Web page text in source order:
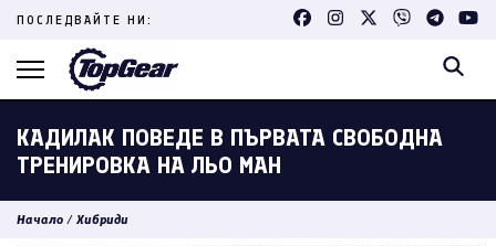
Skip
content
ПОСЛЕДВАЙТЕ НИ:
КАДИЛАК ПОВЕДЕ В ПЪРВАТА СВОБОДНА
ТРЕНИРОВКА НА ЛЬО МАН
Начало / Хибриди